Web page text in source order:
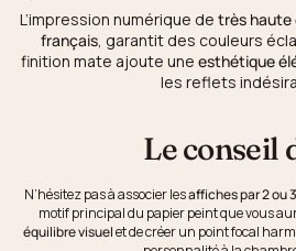
L’impression numérique de très haute
français, garantit des couleurs
finition mate ajoute une esthétique
les reflets
Le conseil
N’hésitez pas à associer lesaffiches par 2 ou 3
motif principal du papier peint que vous
équilibre visuelet de créer un point focal